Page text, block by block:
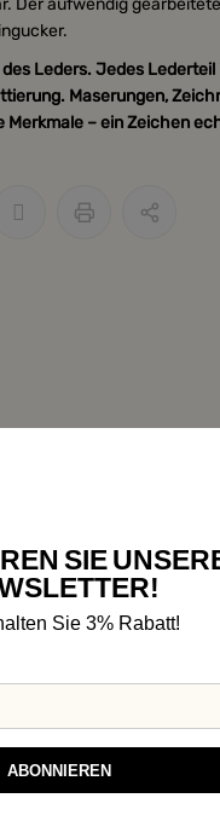
Der aufwendig
des Leders. Jedes
Maserungen,
Merkmale – ein Zeichen
SIE
Sie 3% Rabatt!
ABONNIEREN